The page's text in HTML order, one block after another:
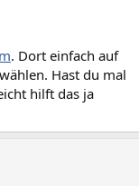
. Dort einfach auf
Hast du mal
hilft das ja